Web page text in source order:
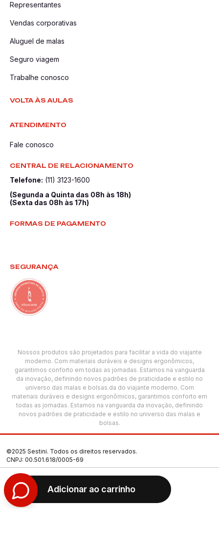
Adicionar ao carrinho
Representantes
Vendas corporativas
Aluguel de malas
Seguro viagem
Trabalhe conosco
VOLTA ÀS AULAS
ATENDIMENTO
Fale conosco
CENTRAL DE RELACIONAMENTO
Telefone: (11) 3123-1600
(Segunda a Quinta das 08h às 18h)
(Sexta das 08h às 17h)
FORMAS DE PAGAMENTO
SEGURANÇA
Nossos produtos são projetados para facilitar a vida do viajante
moderno. Com materiais duráveis e designs ergonômicos,
garantimos conforto em todas as jornadas. Estamos na vanguarda
da inovação, definindo novos padrões de praticidade e estilo no
universo das malas e bolsas.da do viajante moderno. Com
materiais duráveis e designs ergonômicos, garantimos conforto em
todas as jornadas. Estamos na vanguarda da inovação, definindo
novos padrões de praticidade e estilo no universo das malas e
bolsas.
©2025 Sestini. Todos os direitos reservados.
CNPJ: 00.501.618/0005-69
Termos de Uso
Política de Privacidade